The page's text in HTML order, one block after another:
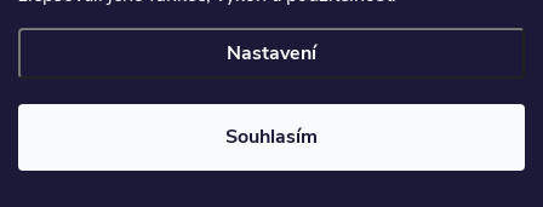
Nastavení
Souhlasím
raději přesunou jinam. Ideální
použití k ochraně zahrad, aut,
garáží, okolí popelnic apod.
zvířat jako jsou krysy, myši, plši,